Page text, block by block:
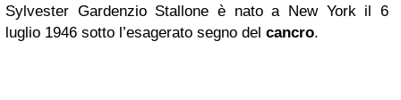
Sylvester Gardenzio Stallone è nato a New York il 6
luglio 1946 sotto l’esagerato segno del cancro.